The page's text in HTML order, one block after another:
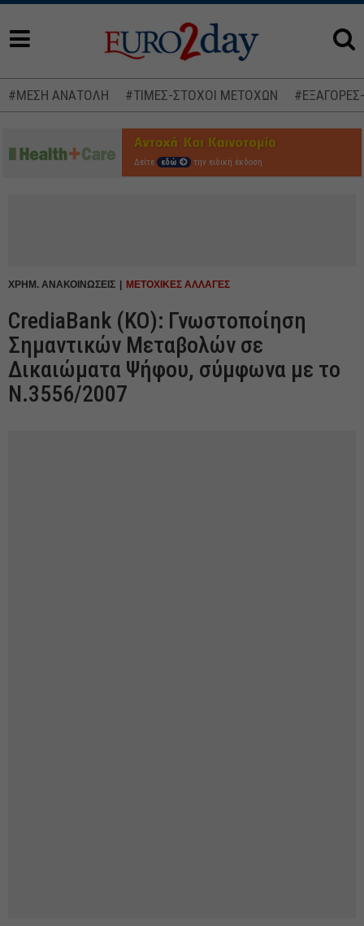
#ΜΕΣΗ ΑΝΑΤΟΛΗ #ΤΙΜΕΣ-ΣΤΟΧΟΙ ΜΕΤΟΧΩΝ
Δείτε εδώ την ειδική έκδοση
ΧΡΗΜ. ΑΝΑΚΟΙΝΩΣΕΙΣ ΜΕΤΟΧΙΚΕΣ ΑΛΛΑΓΕΣ
CrediaBank (ΚΟ): Γνωστοποίηση
Σημαντικών Μεταβολών σε
Δικαιώματα Ψήφου, σύμφωνα με το
Ν.3556/2007